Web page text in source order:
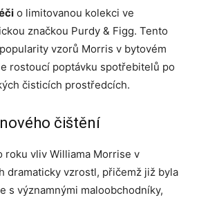
o limitovanou kolekci ve
značkou Purdy & Figg. Tento
vzorů Morris v bytovém
rostoucí poptávku spotřebitelů po
čisticích prostředcích.
čištění
roku vliv Williama Morrise v
dramaticky vzrostl, přičemž již byla
s významnými maloobchodníky,